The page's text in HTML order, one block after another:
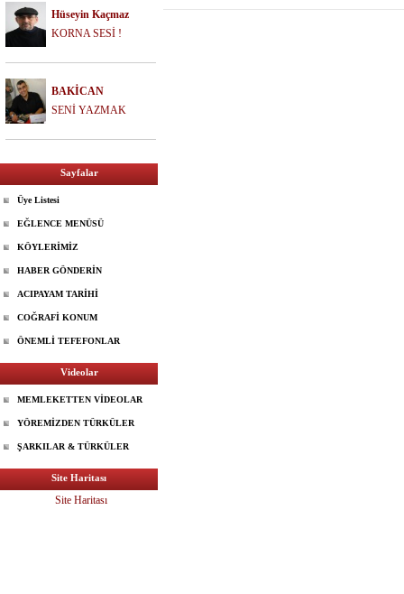
Hüseyin Kaçmaz
KORNA SESİ !
BAKİCAN
SENİ YAZMAK
Sayfalar
Üye Listesi
EĞLENCE MENÜSÜ
KÖYLERİMİZ
HABER GÖNDERİN
ACIPAYAM TARİHİ
COĞRAFİ KONUM
ÖNEMLİ TEFEFONLAR
Videolar
MEMLEKETTEN VİDEOLAR
YÖREMİZDEN TÜRKÜLER
ŞARKILAR & TÜRKÜLER
Site Haritası
Site Haritası